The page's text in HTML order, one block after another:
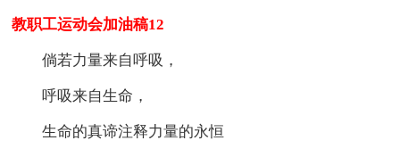
教职工运动会加油稿12
倘若力量来自呼吸，
呼吸来自生命，
生命的真谛注释力量的永恒